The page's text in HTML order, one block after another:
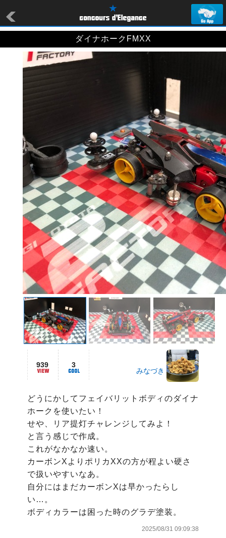
ダイナホークFMXX
939 3
みなづき
どうにかしてフェイバリットボディのダイナ
ホークを使いたい！
せや、リア提灯チャレンジしてみよ！
と言う感じで作成。
これがなかなか速い。
カーボンXよりポリカXXの方が程よい硬さ
で扱いやすいなあ。
自分にはまだカーボンXは早かったらし
い…。
ボディカラーは困った時のグラデ塗装。
2025/08/31 09:09:38